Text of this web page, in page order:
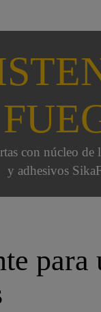
con núcleo de
y adhesivos
para